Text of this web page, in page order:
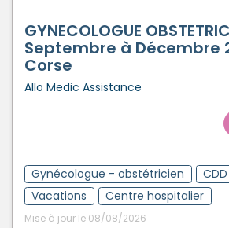
GYNECOLOGUE
Septembre à Décembre
Corse
Allo Medic Assistance
Gynécologue - obstétricien CDD
Vacations
Centre hospitalier
Mise à jour le 08/08/2026